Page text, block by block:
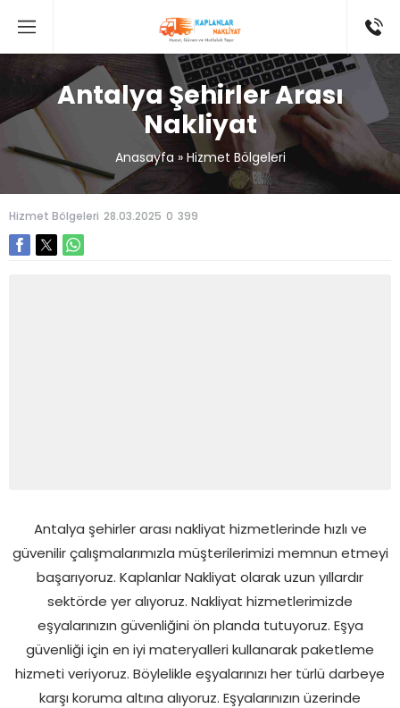
Antalya Şehirler Arası
Nakliyat
Anasayfa» Hizmet Bölgeleri
Hizmet Bölgeleri 28.03.2025 0 399
Antalya şehirler arası nakliyat hizmetlerinde hızlı ve
güvenilir çalışmalarımızla müşterilerimizi memnun etmeyi
başarıyoruz. Kaplanlar Nakliyat olarak uzun yıllardır
sektörde yer alıyoruz. Nakliyat hizmetlerimizde
eşyalarınızın güvenliğini ön planda tutuyoruz. Eşya
güvenliği için en iyi materyalleri kullanarak paketleme
hizmeti veriyoruz. Böylelikle eşyalarınızı her türlü darbeye
karşı koruma altına alıyoruz. Eşyalarınızın üzerinde